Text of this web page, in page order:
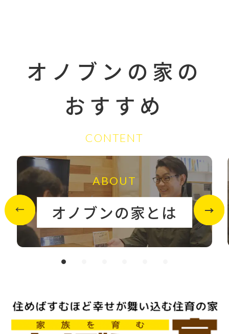
オノブンの家の
おすすめ
CONTENT
ABOUT
オノブンの家とは